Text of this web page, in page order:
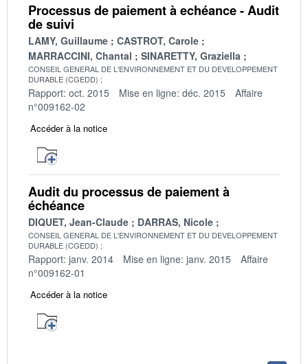
Processus de paiement à echéance - Audit
de suivi
LAMY, Guillaume
CASTROT, Carole
MARRACCINI, Chantal
SINARETTY, Graziella
CONSEIL GENERAL DE L'ENVIRONNEMENT ET DU DEVELOPPEMENT
DURABLE (CGEDD)
Rapport: oct. 2015 Mise en ligne: déc. 2015
Affaire
n°009162-02
Accéder à la notice
Audit du processus de paiement à
échéance
DIQUET, Jean-Claude DARRAS, Nicole
CONSEIL GENERAL DE L'ENVIRONNEMENT ET DU DEVELOPPEMENT
DURABLE (CGEDD)
Rapport: janv. 2014 Mise en ligne: janv. 2015
Affaire
n°009162-01
Accéder à la notice